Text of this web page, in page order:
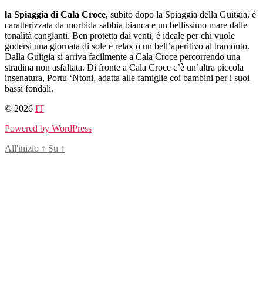
Salta
al
contenuto
la Spiaggia di Cala Croce, subito dopo la Spiaggia della Guitgia, è
caratterizzata da morbida sabbia bianca e un bellissimo mare dalle
tonalità cangianti. Ben protetta dai venti, è ideale per chi vuole
godersi una giornata di sole e relax o un bell’aperitivo al tramonto.
Dalla Guitgia si arriva facilmente a Cala Croce percorrendo una
stradina non asfaltata. Di fronte a Cala Croce c’è un’altra piccola
insenatura, Portu ‘Ntoni, adatta alle famiglie coi bambini per i suoi
bassi fondali.
© 2026 IT
Powered by WordPress
All'inizio ↑ Su ↑